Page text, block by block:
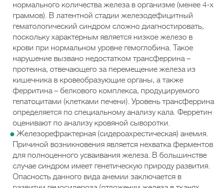
нормального количества железа в организме (менее 4-х
граммов). В латентной стадии железодефицитный
гематологический синдром сложно диагностировать,
поскольку характерным является низкое железо в
крови при нормальном уровне гемоглобина. Такое
нарушение вызвано недостатком трансферрина –
протеина, отвечающего за перемещение железа из
кишечника в кровеобразующие органы, а также
ферритина – белкового комплекса, продуцируемого
гепатоцитами (клетками печени). Уровень трансферрина
определяется по специальному анализу кала. Ферретин
оценивают по анализу кровяной сыворотки.
Железорефрактерная (сидероахрестическая) анемия.
Причиной возникновения является нехватка ферментов
для полноценного усваивания железа. В большинстве
случае синдром имеет генетическую природу развития.
Опасность данного вида анемии заключается в